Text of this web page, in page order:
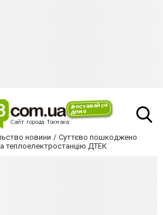
новини
Суттєво пошкоджено
теплоелектростанцію ДТЕК